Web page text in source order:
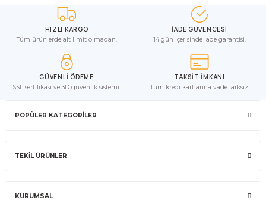
HIZLI KARGO
Tüm ürünlerde alt limit olmadan.
İADE GÜVENCESİ
14 gün içerisinde iade garantisi.
GÜVENLİ ÖDEME
SSL sertifikası ve 3D güvenlik sistemi.
TAKSİT İMKANI
Tüm kredi kartlarına vade farksız.
POPÜLER KATEGORİLER
TEKİL ÜRÜNLER
KURUMSAL